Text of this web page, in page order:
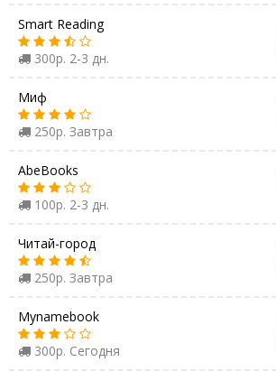
Smart Reading
300р. 2-3 дн.
Миф
250р. Завтра
AbeBooks
100р. 2-3 дн.
Читай-город
250р. Завтра
Mynamebook
300р. Сегодня